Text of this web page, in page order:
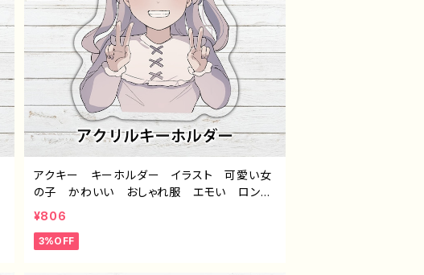
アクキー キーホルダー イラスト 可愛い女
の子 かわいい おしゃれ服 エモい ロング
ヘア 個性的 おすすめ 人気 イラストレー
イン グッズ アクリルキーホルダー タイト
¥806
3%OFF